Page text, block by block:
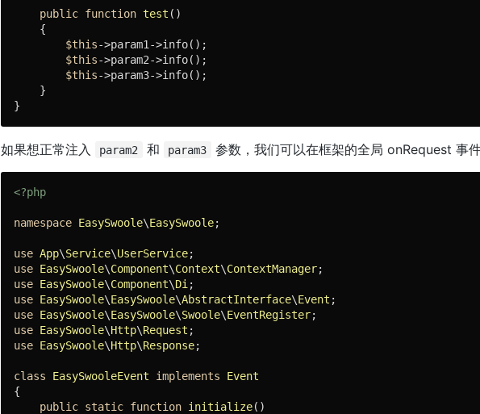
public function test ()
{
$this->param1->info();
$this->param2->info();
$this->param3->info();
    }
}
如果想正常注入 param2 和 param3 参数，我们可以在框架的全局 onRequest 事
<?php
namespace EasySwoole\EasySwoole;
use App\Service\UserService
use EasySwoole\Component\Context\ContextManager
use EasySwoole\Component\Di
use EasySwoole\EasySwoole\AbstractInterface\Event
use EasySwoole\EasySwoole\Swoole\EventRegister
use EasySwoole\Http\Request
use EasySwoole\Http\Response;
class EasySwooleEvent implements
Event
{
public static function initialize()